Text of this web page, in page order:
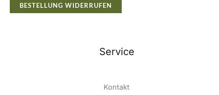
BESTELLUNG WIDERRUFEN
Service
Kontakt